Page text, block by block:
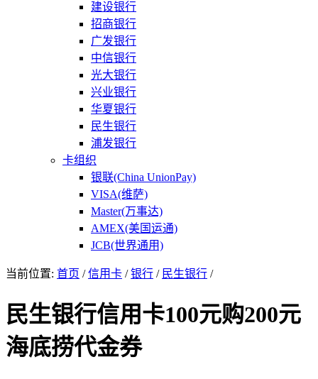
建设银行
招商银行
广发银行
中信银行
光大银行
兴业银行
华夏银行
民生银行
浦发银行
卡组织
银联(China UnionPay)
VISA(维萨)
Master(万事达)
AMEX(美国运通)
JCB(世界通用)
当前位置: 首页 /信用卡 /银行 / 民生银行 /
民生银行信用卡100元购200元
海底捞代金券